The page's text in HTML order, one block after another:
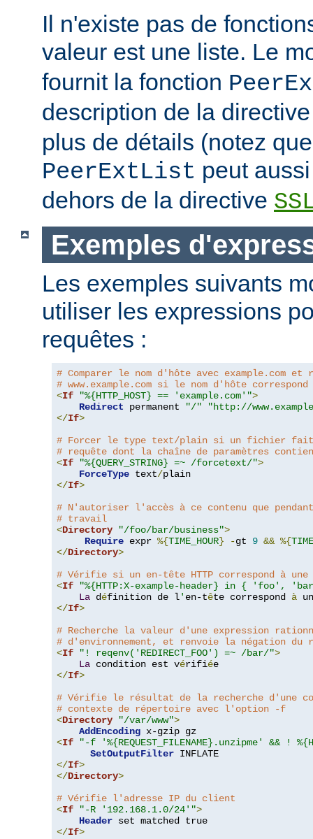
Il n'existe pas de
valeur est une liste. Le
fournit la fonction
description de la
plus de détails (notez
PeerExtList peut
dehors de la directive
Exemples
Les exemples suivants
utiliser les expressions
requêtes :
# Comparer le nom d'hôte avec example.com
# www.example.com si le nom d'hôte correspond
<If "%{HTTP_HOST} == 'example.com'">
Redirect permanent "/"
"http://
</If>
# Forcer le type text/plain si un fichier
# requête dont la chaîne de paramètres
<If "%{QUERY_STRING} =~ /forcetext/">
ForceType text/
</If>
# N'autoriser l'accès à ce contenu que
# travail
<Directory "/foo/bar/business">
Require expr %{TIME_HOUR} -gt 9 && %{
</Directory>
# Vérifie si un en-tête HTTP correspond à
<If
"%{HTTP:X-example-header} in { 'foo',
La définition de l' en-tête correspond à
</If>
# Recherche la valeur d'une expression
# d'environnement, et renvoie la négation du
<If "! reqenv('REDIRECT_FOO') =~ /bar/">
La condition est vérifié
</If>
# Vérifie le résultat de la recherche d'une
# contexte de répertoire avec l'option -f
<Directory "/var/www">
AddEncoding
<If
"-f '%{REQUEST_FILENAME}.unzipme' && !
SetOutputFilter
</If>
</Directory>
# Vérifie l'adresse IP du client
<If "-R '192.168.1.0/24'">
Header
</If>